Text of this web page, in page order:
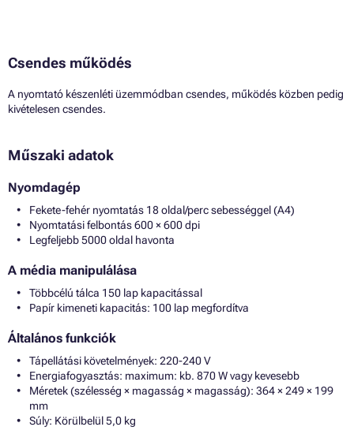
Csendes működés
A nyomtató készenléti üzemmódban csendes, működés közben pedig
kivételesen csendes.
Műszaki adatok
Nyomdagép
Fekete-fehér nyomtatás 18 oldal/perc sebességgel (A4)
Nyomtatási felbontás 600 × 600 dpi
Legfeljebb 5000 oldal havonta
A média manipulálása
Többcélú tálca 150 lap kapacitással
Papír kimeneti kapacitás: 100 lap megfordítva
Általános funkciók
Tápellátási követelmények: 220-240 V
Energiafogyasztás: maximum: kb. 870 W vagy kevesebb
Méretek (szélesség × magasság × magasság): 364 × 249 × 199
mm
Súly: Körülbelül 5,0 kg